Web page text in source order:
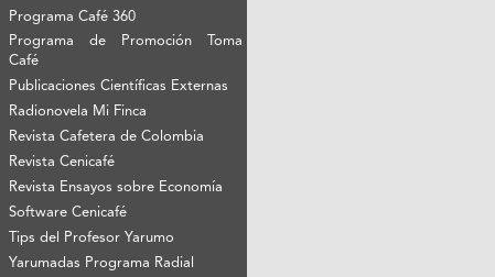
Programa Café 360
Programa de Promoción Toma
Café
Publicaciones Científicas Externas
Radionovela Mi Finca
Revista Cafetera de Colombia
Revista Cenicafé
Revista Ensayos sobre Economía
Software Cenicafé
Tips del Profesor Yarumo
Yarumadas Programa Radial